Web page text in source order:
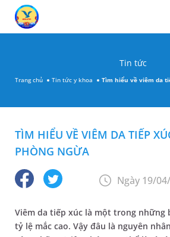
Tin tức
Trang chủ Tin tức y khoa Tìm hiểu về viêm da tiếp
TÌM HIỂU VỀ VIÊM DA TIẾP
PHÒNG NGỪA
Ngày 19/
Viêm da tiếp xúc là một trong những
tỷ lệ mắc cao. Vậy đâu là nguyên